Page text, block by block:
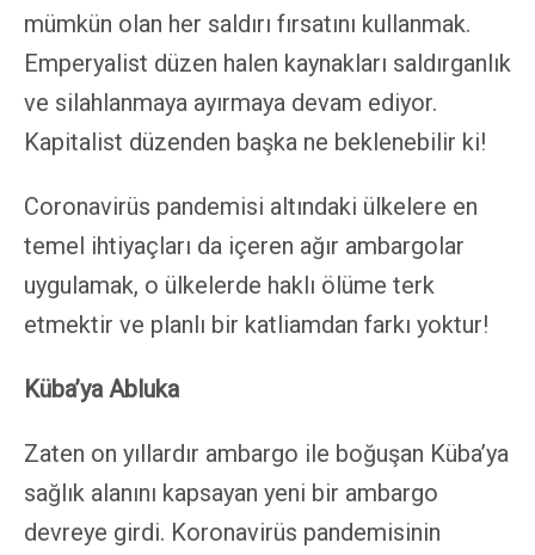
mümkün olan her saldırı fırsatını kullanmak.
Emperyalist düzen halen kaynakları saldırganlık
ve silahlanmaya ayırmaya devam ediyor.
Kapitalist düzenden başka ne beklenebilir ki!
Coronavirüs pandemisi altındaki ülkelere en
temel ihtiyaçları da içeren ağır ambargolar
uygulamak, o ülkelerde haklı ölüme terk
etmektir ve planlı bir katliamdan farkı yoktur!
Küba’ya Abluka
Zaten on yıllardır ambargo ile boğuşan Küba’ya
sağlık alanını kapsayan yeni bir ambargo
devreye girdi. Koronavirüs pandemisinin